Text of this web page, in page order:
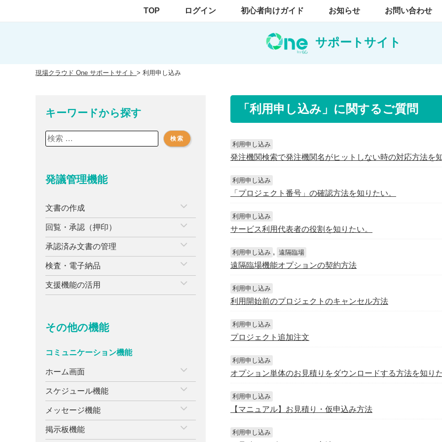
TOP ログイン 初心者向けガイド お知らせ お問い合わせ
サポートサイト
現場クラウド One サポートサイト > 利用申し込み
「利用申し込み」に関するご質問
利用申し込み
発注機関検索で発注機関名がヒットしない時の対応方法を
利用申し込み
「プロジェクト番号」の確認方法を知りたい。
利用申し込み
サービス利用代表者の役割を知りたい。
利用申し込み , 遠隔臨場
遠隔臨場機能オプションの契約方法
利用申し込み
利用開始前のプロジェクトのキャンセル方法
利用申し込み
プロジェクト追加注文
利用申し込み
オプション単体のお見積りをダウンロードする方法を知り
利用申し込み
【マニュアル】お見積り・仮申込み方法
利用申し込み
キーワードから探す
検
索:
発議管理機能
文書の作成
回覧・承認（押印）
承認済み文書の管理
検査・電子納品
支援機能の活用
その他の機能
コミュニケーション機能
ホーム画面
スケジュール機能
メッセージ機能
掲示板機能